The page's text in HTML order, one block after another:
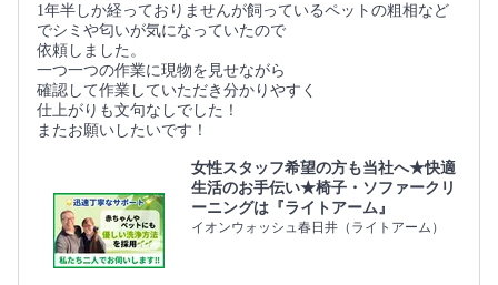
1年半しか経っておりませんが飼っているペットの粗相など
でシミや匂いが気になっていたので
依頼しました。
一つ一つの作業に現物を見せながら
確認して作業していただき分かりやすく
仕上がりも文句なしでした！
またお願いしたいです！
女性スタッフ希望の方も当社へ★快適
生活のお手伝い★椅子・ソファークリ
ーニングは『ライトアーム』
イオンウォッシュ春日井（ライトアーム）